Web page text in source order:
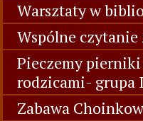
Warsztaty w
Wspólne
Pieczemy
rodzicami- grupa I
Zabawa